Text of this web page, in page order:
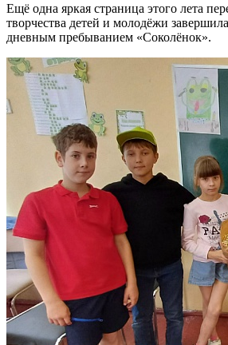
Ещё одна яркая страница этого лета
творчества детей и молодёжи
дневным пребыванием «Соколёнок».